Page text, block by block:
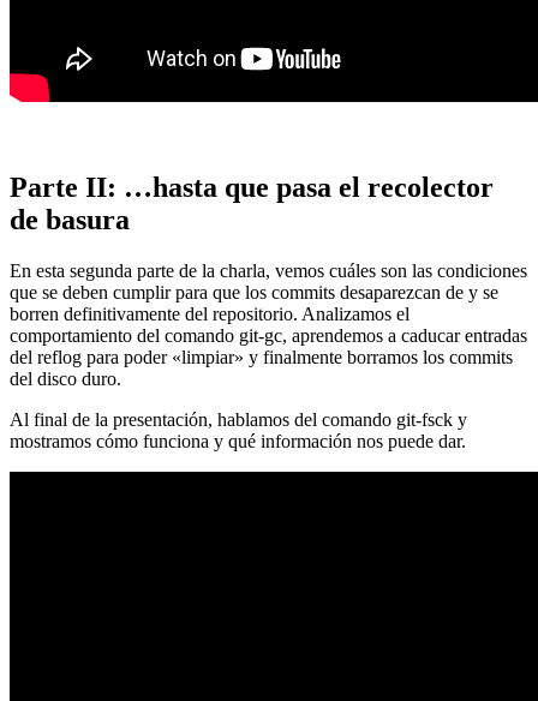
Parte II: …hasta que pasa el recolector
de basura
En esta segunda parte de la charla, vemos cuáles son las condiciones
que se deben cumplir para que los commits desaparezcan de y se
borren definitivamente del repositorio. Analizamos el
comportamiento del comando git-gc, aprendemos a caducar entradas
del reflog para poder «limpiar» y finalmente borramos los commits
del disco duro.
Al final de la presentación, hablamos del comando git-fsck y
mostramos cómo funciona y qué información nos puede dar.